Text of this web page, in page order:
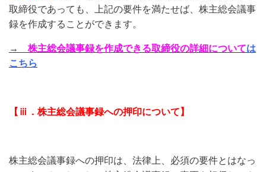
取締役であっても、上記の要件を満たせば、株主総会議事
録を作成することができます。
→ 株主総会議事録を作成できる取締役の詳細については
こちら
【ⅲ．株主総会議事録への押印について】
株主総会議事録への押印は、法律上、必須の要件とはなっ